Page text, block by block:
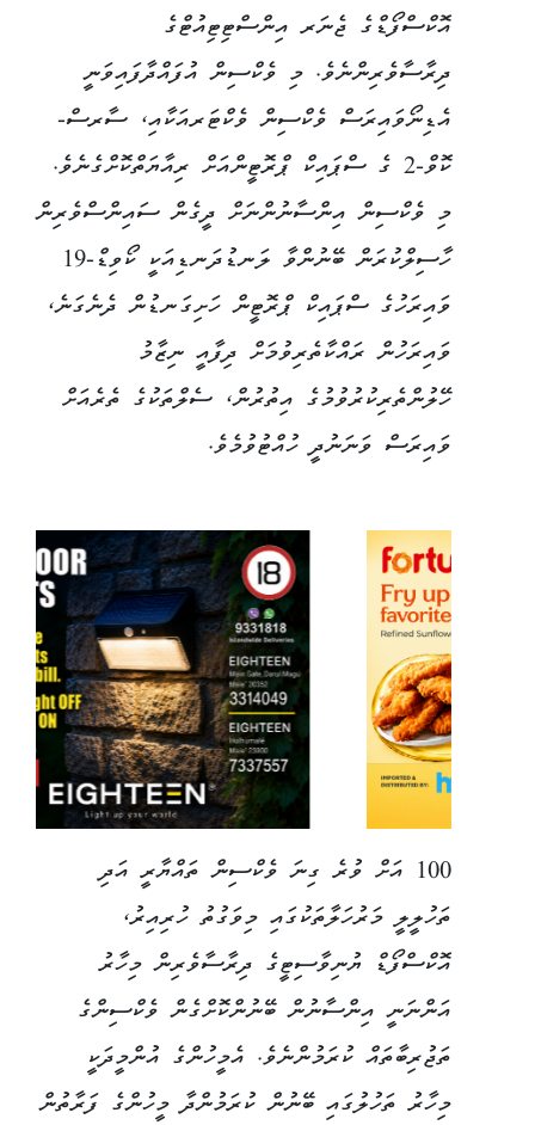
އޮކްސްފޯޑްގެ ޖެނަރ އިންސްޓިޓިއުޓްގެ
ދިރާސާވެރިންނެވެ. މި ވެކްސިން އުފައްދާފައިވަނީ
އެޑިނޯވައިރަސް ވެކްސިން ވެކްޓަރއަކާއި، ސާރސް-
ކޮވް-2 ގެ ސްޕައިކް ޕްރޮޓީންއަށް ރިއާޔަތްކޮށްގެނެވެ.
މި ވެކްސިން އިންސާނުންނަށް ދީގެން ސައިންސްވެރިން
ހާސިލްކުރަން ބޭނުންވާ ލަނޑުދަނޑިއަކީ ކޯވިޑް-19
ވައިރަހުގެ ސްޕައިކް ޕްރޮޓީން ހަށިގަނޑުން ދެނެގަނެ،
ވައިރަހުން ރައްކާތެރިވުމަށް ދިފާއީ ނިޒާމު
ހޭލުންތެރިކުރުވުމުގެ އިތުރުން، ސެލްތަކުގެ ތެރެއަށް
ވައިރަސް ވަނަނުދީ ހުއްޓުވުމެވެ.
100 އަށް ވުރެ ގިނަ ވެކްސިން ތައްޔާރީ އަދި
ތަހުލީލީ މަރުހަލާތަކުގައި މިވަގުތު ހުރިއިރު،
އޮކްސްފޯޑް ޔުނިވާސިޓީގެ ދިރާސާވެރިން މިހާރު
އަންނަނީ އިންސާނުން ބޭނުންކޮށްގެން ވެކްސިންގެ
ތަޖުރިބާތައް ކުރަމުންނެވެ. އެމީހުންގެ އުންމީދަކީ
މިހާރު ތަހުލުގައި ބޭނުން ކުރަމުންދާ މީހުންގެ ފަރާތުން